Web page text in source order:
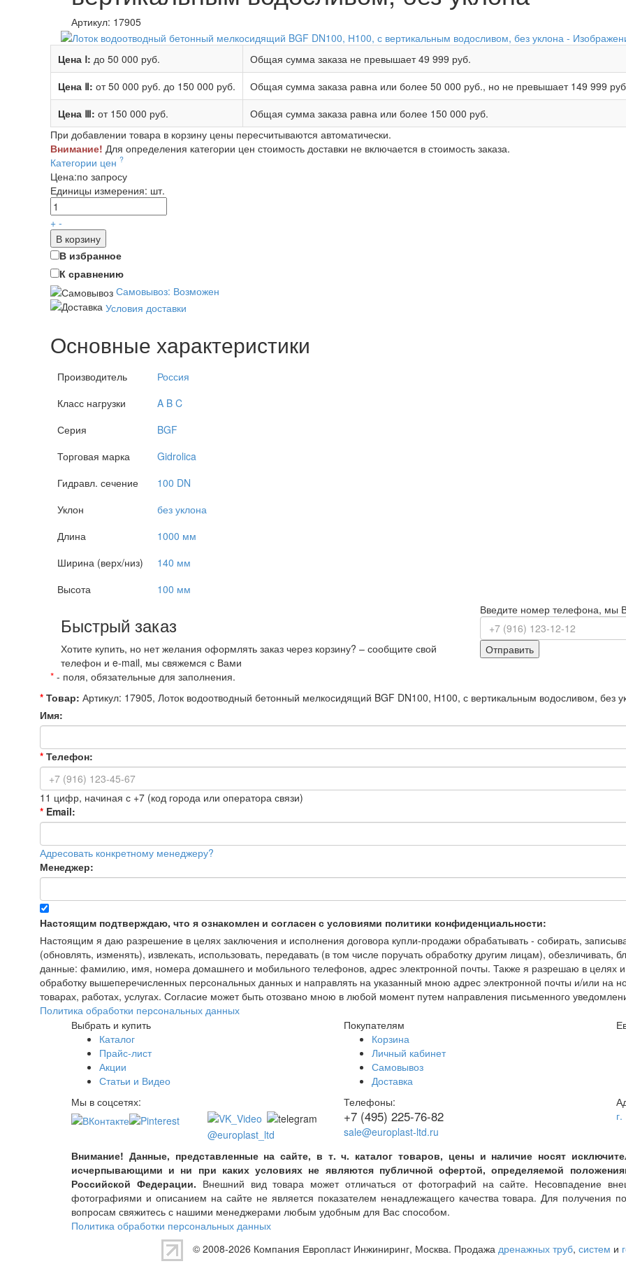
Артикул: 17905
Цена Ⅰ: до 50 000 руб. Общая сумма заказа не превышает49 999 руб.
Цена Ⅱ: от 50 000 руб. до 150 000 руб. Общая сумма заказа равна или более 50 000 руб., но не превышает 149 999
Цена Ⅲ: от 150 000 руб. Общая сумма заказа равна или более 150 000 руб.
При добавлении товара в корзину цены пересчитываются автоматически.
Внимание! Для определения категории цен стоимость доставки не включается в стоимость заказа.
Категории цен ?
Цена:по запросу
Единицы измерения: шт.
+ -
В корзину
В избранное
К сравнению
Самовывоз: Возможен
Условия доставки
Основные характеристики
Производитель
Россия
Класс нагрузки
A B C
Серия
BGF
Торговая марка
Gidrolica
Гидравл. сечение
100 DN
Уклон
без уклона
Длина
1000 мм
Ширина (верх/низ)
140 мм
Высота
100 мм
Быстрый заказ
Хотите купить, но нет желания оформлять заказ через корзину? – сообщите свой
телефон и e-mail, мы свяжемся с Вами
Введите номер телефона, мы
Отправить
* - поля, обязательные для заполнения.
* Товар: Артикул: 17905, Лоток водоотводный бетонный мелкосидящий BGF DN100, Н100, с вертикальным водосливом, без
Имя:
* Телефон:
11 цифр, начиная с +7 (код города или оператора связи)
* Email:
Адресовать конкретному менеджеру?
Менеджер:
Настоящим подтверждаю, что я ознакомлен и согласен с условиями политики конфиденциальности:
Настоящим я даю разрешение в целях заключения и исполнения договора купли-продажи обрабатывать - собирать,
(обновлять, изменять), извлекать, использовать, передавать (в том числе поручать обработку другим лицам), обезличивать,
данные: фамилию, имя, номера домашнего и мобильного телефонов, адрес электронной почты. Также я разрешаю в целях
обработку вышеперечисленных персональных данных и направлять на указанный мною адрес электронной почты и/или
товарах, работах, услугах. Согласие может быть отозвано мною в любой момент путем направления письменного
Политика обработки персональных данных
Выбрать и купить
Каталог
Прайс-лист
Акции
Статьи и Видео
Покупателям
Корзина
Личный кабинет
Самовывоз
Доставка
Мы в соцсетях:
@europlast_ltd
Телефоны:
+7 (495) 225-76-82
sale@europlast-ltd.ru
Внимание! Данные, представленные на сайте, в т. ч. каталог товаров, цены и наличие носят
исчерпывающими и ни при каких условиях не являются публичной офертой, определяемой
Российской Федерации. Внешний вид товара может отличаться от фотографий на сайте. Несовпадение
фотографиями и описанием на сайте не является показателем ненадлежащего качества товара. Для
вопросам свяжитесь с нашими менеджерами любым удобным для Вас способом.
Политика обработки персональных данных
© 2008-2026 Компания Европласт Инжиниринг, Москва. Продажа дренажных труб, систем и